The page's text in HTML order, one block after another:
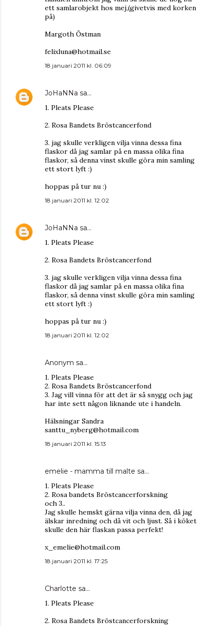
ett samlarobjekt hos mej,(givetvis med korken
på)
Margoth Östman
felixluna@hotmail.se
18 januari 2011 kl. 06:09
JoHaNNa sa…
1. Pleats Please
2. Rosa Bandets Bröstcancerfond
3. jag skulle verkligen vilja vinna dessa fina
flaskor då jag samlar på en massa olika fina
flaskor, så denna vinst skulle göra min samling
ett stort lyft :)
hoppas på tur nu :)
18 januari 2011 kl. 12:02
JoHaNNa sa…
1. Pleats Please
2. Rosa Bandets Bröstcancerfond
3. jag skulle verkligen vilja vinna dessa fina
flaskor då jag samlar på en massa olika fina
flaskor, så denna vinst skulle göra min samling
ett stort lyft :)
hoppas på tur nu :)
18 januari 2011 kl. 12:02
Anonym sa…
1. Pleats Please
2. Rosa Bandets Bröstcancerfond
3. Jag vill vinna för att det är så snygg och jag
har inte sett någon liknande ute i handeln.
Hälsningar Sandra
santtu_nyberg@hotmail.com
18 januari 2011 kl. 15:13
emelie - mamma till malte sa…
1. Pleats Please
2. Rosa bandets Bröstcancerforskning
och 3..
Jag skulle hemskt gärna vilja vinna den, då jag
älskar inredning och då vit och ljust. Så i köket
skulle den här flaskan passa perfekt!
x_emelie@hotmail.com
18 januari 2011 kl. 17:25
Charlotte sa…
1. Pleats Please
2. Rosa Bandets Bröstcancerforskning